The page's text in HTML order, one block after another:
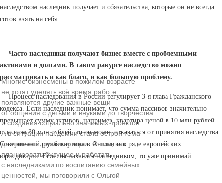
Многие бизнесмены в пожилом возрасте
не хотят уделять всё время работе:
появляются другие важные вещи —
от общения с детьми и внуками до творчества
и создания социально значимых проектов.
А в ситуации пандемии стала острой тема
длительной реабилитации. О том, как
планировать будущее и работать
с наследниками по воспитанию семейных
ценностей, мы поговорили с Ольгой
наследством наследник получает и обязательства, которые он не всегда
готов взять на себя.
— Часто наследники получают бизнес вместе с проблемными
активами и долгами. В таком ракурсе наследство можно
рассматривать и как благо, и как большую проблему.
— Процесс наследования в России регулирует 3-я глава Гражданского
кодекса. Если наследник понимает, что сумма пассивов значительно
превышает сумму активов, например, квартира ценой в 10 млн рублей
с долгом 30 млн рублей, то он может отказаться от принятия наследства.
Совершенно другая картина в Англии и в ряде европейских
юрисдикций. Если ты назвался наследником, то уже принимай.